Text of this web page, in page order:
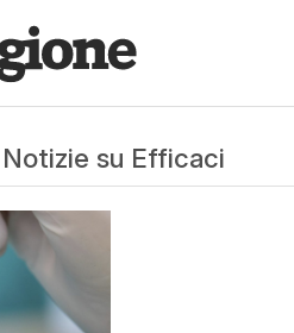
Notizie su Efficaci